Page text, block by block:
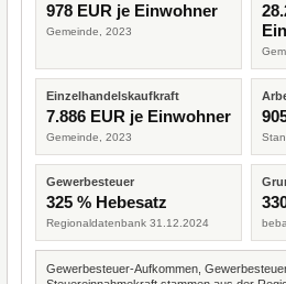
978 EUR je Einwohner
Gemeinde, 2023
Einzelhandelskaufkraft
7.886 EUR je Einwohner
Gemeinde, 2023
Gewerbesteuer
325 % Hebesatz
Regionaldatenbank 31.12.2024
Gewerbesteuer-Aufkommen,